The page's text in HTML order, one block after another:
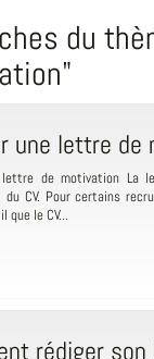
du
une lettre de
lettre de motivation La
du CV. Pour certains
que le CV...
rédiger son